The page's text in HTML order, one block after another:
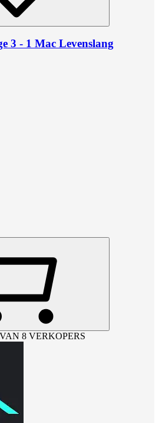
3 - 1 Mac Levenslang
8 VERKOPERS